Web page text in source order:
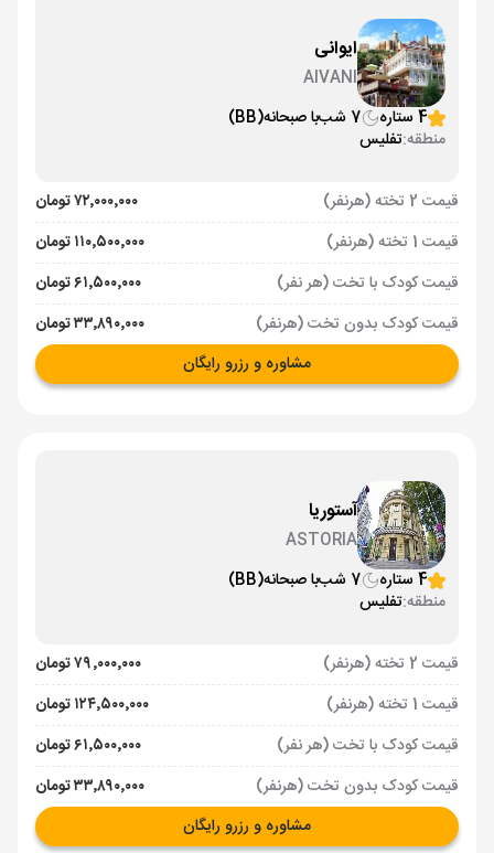
ایوانی
AIVANI
4 ستاره
7 شب با صبحانه(BB)
منطقه:تفلیس
قیمت 2 تخته (هرنفر)
۷۲٬۰۰۰٬۰۰۰ تومان
قیمت 1 تخته (هرنفر)
۱۱۰٬۵۰۰٬۰۰۰ تومان
قیمت کودک با تخت (هر نفر)
۶۱٬۵۰۰٬۰۰۰ تومان
قیمت کودک بدون تخت (هرنفر)
۳۳٬۸۹۰٬۰۰۰ تومان
مشاوره و رزرو رایگان
آستوریا
ASTORIA
4 ستاره
7 شب با صبحانه(BB)
منطقه:تفلیس
قیمت 2 تخته (هرنفر)
۷۹٬۰۰۰٬۰۰۰ تومان
قیمت 1 تخته (هرنفر)
۱۲۴٬۵۰۰٬۰۰۰ تومان
قیمت کودک با تخت (هر نفر)
۶۱٬۵۰۰٬۰۰۰ تومان
قیمت کودک بدون تخت (هرنفر)
۳۳٬۸۹۰٬۰۰۰ تومان
مشاوره و رزرو رایگان